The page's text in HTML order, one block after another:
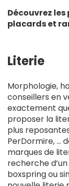
Découvrez
placards et
Literie
Morphologie,
conseillers en
exactement
proposer la
plus
PerDormire, …
marques de
recherche
boxspring ou